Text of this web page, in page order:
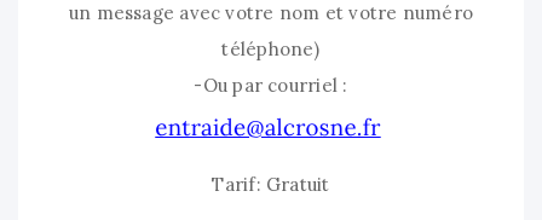
un message avec votre nom et votre numéro
téléphone)
-Ou par courriel :
Tarif: Gratuit